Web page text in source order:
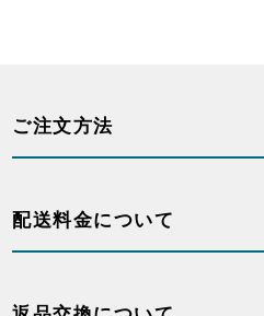
ご注文方法
配送料金について